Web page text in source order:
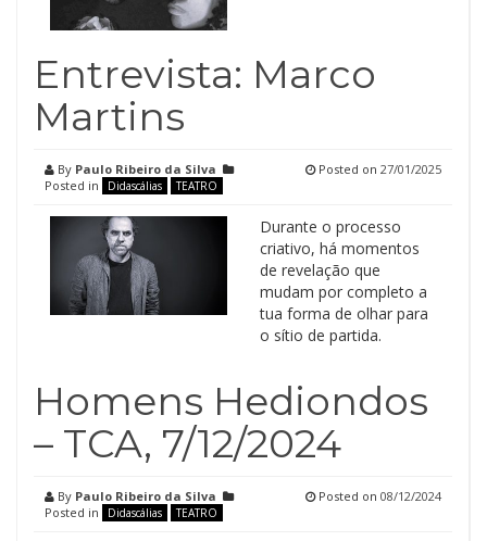
Entrevista: Marco
Martins
By Paulo Ribeiro da Silva
Posted in
Didascálias TEATRO
Posted on 27/01/2025
Durante o processo
criativo, há momentos
de revelação que
mudam por completo a
tua forma de olhar para
o sítio de partida.
Homens Hediondos
– TCA, 7/12/2024
By Paulo Ribeiro da Silva
Posted in
Didascálias TEATRO
Posted on 08/12/2024